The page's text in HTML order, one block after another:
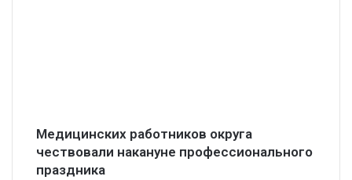
Медицинских работников округа
чествовали накануне профессионального
праздника